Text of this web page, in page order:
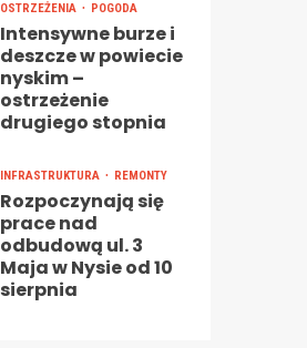
OSTRZEŻENIA POGODA
Intensywne burze i
deszcze w powiecie
nyskim –
ostrzeżenie
drugiego stopnia
INFRASTRUKTURA REMONTY
Rozpoczynają się
prace nad
odbudową ul. 3
Maja w Nysie od 10
sierpnia